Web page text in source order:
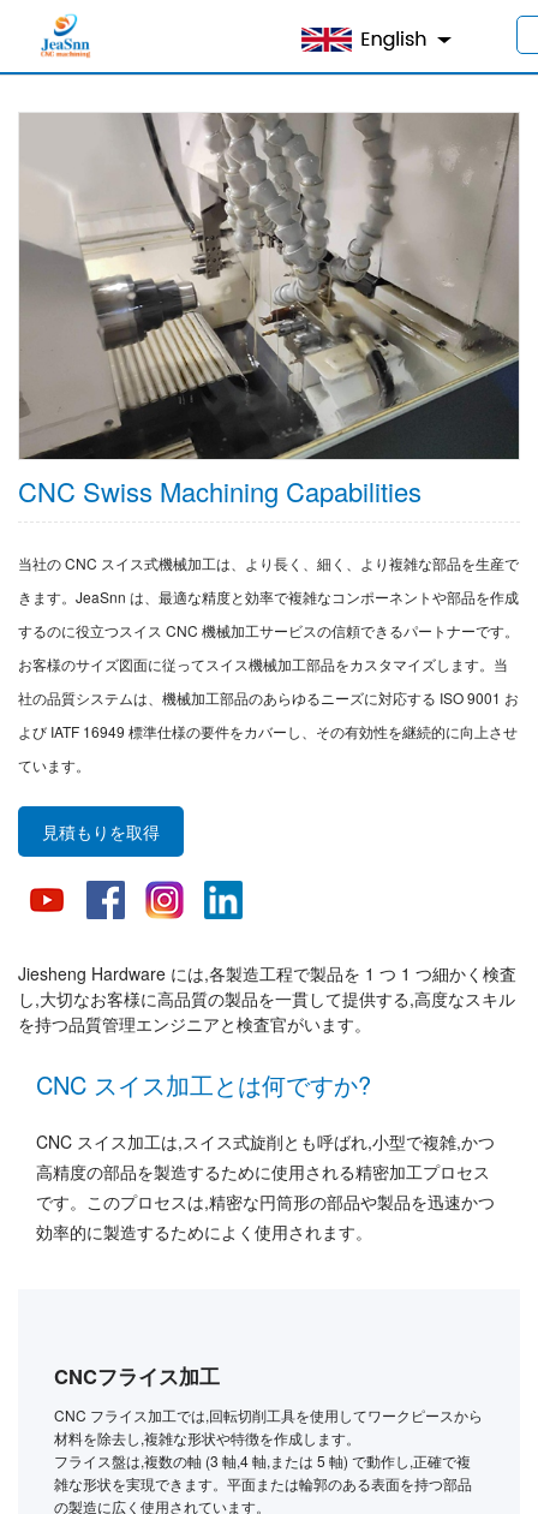
家>製品 > CNCスイス加工
CNC Swiss Machining Capabilities
当社の CNC スイス式機械加工は、より長く、細く、より複雑な部品を生産で
きます。JeaSnn は、最適な精度と効率で複雑なコンポーネントや部品を作成
するのに役立つスイス CNC 機械加工サービスの信頼できるパートナーです。
お客様のサイズ図面に従ってスイス機械加工部品をカスタマイズします。当
社の品質システムは、機械加工部品のあらゆるニーズに対応する ISO 9001 お
よび IATF 16949 標準仕様の要件をカバーし、その有効性を継続的に向上させ
ています。
見積もりを取得
Jiesheng Hardware には,各製造工程で製品を 1 つ 1 つ細かく検査
し,大切なお客様に高品質の製品を一貫して提供する,高度なスキル
を持つ品質管理エンジニアと検査官がいます。
CNC スイス加工とは何ですか?
CNC スイス加工は,スイス式旋削とも呼ばれ,小型で複雑,かつ
高精度の部品を製造するために使用される精密加工プロセス
です。このプロセスは,精密な円筒形の部品や製品を迅速かつ
効率的に製造するためによく使用されます。
CNCフライス加工
CNC フライス加工では,回転切削工具を使用してワークピースから
材料を除去し,複雑な形状や特徴を作成します。
フライス盤は,複数の軸 (3 軸,4 軸,または 5 軸) で動作し,正確で複
雑な形状を実現できます。平面または輪郭のある表面を持つ部品
の製造に広く使用されています。